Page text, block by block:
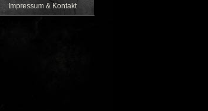
Impressum & Kontakt